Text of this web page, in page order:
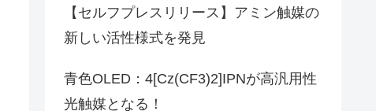
【セルフプレスリリース】アミン触媒の
新しい活性様式を発見
青色OLED：4[Cz(CF3)2]IPNが高汎用性
光触媒となる！